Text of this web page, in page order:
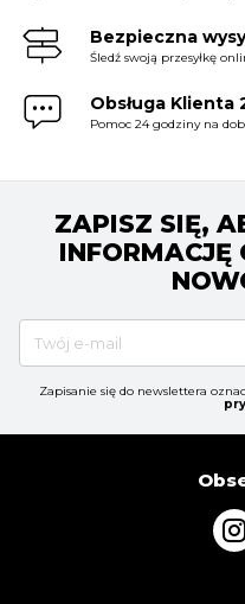
Bezpieczna
Śledź swoją przesyłkę
Obsługa Klienta
Pomoc 24 godziny na
ZAPISZ SIĘ,
INFORMACJĘ
Zapisanie się do newslettera